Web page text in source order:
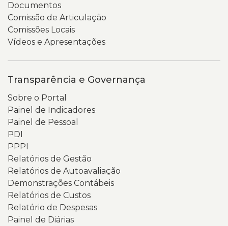
Documentos
Comissão de Articulação
Comissões Locais
Vídeos e Apresentações
Transparência e Governança
Sobre o Portal
Painel de Indicadores
Painel de Pessoal
PDI
PPPI
Relatórios de Gestão
Relatórios de Autoavaliação
Demonstrações Contábeis
Relatórios de Custos
Relatório de Despesas
Painel de Diárias